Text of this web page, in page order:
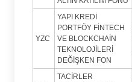
YZC
YAPI KREDİ
PORTFÖY FİNTECH
VE BLOCKCHAİN
TEKNOLOJİLERİ
DEĞİŞKEN FON
TACİRLER